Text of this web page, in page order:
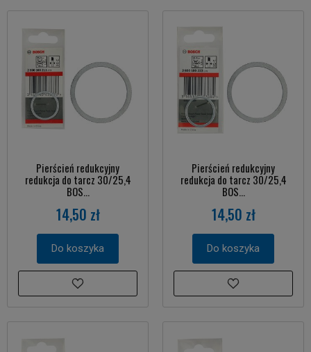
Pierścień redukcyjny
redukcja do tarcz 30/25,4
BOS...
14,50 zł
Do koszyka
Pierścień redukcyjny
redukcja do tarcz 30/25,4
BOS...
14,50 zł
Do koszyka